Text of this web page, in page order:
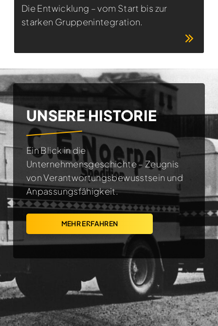
Die Entwicklung – vom Start bis zur
starken Gruppenintegration.
UNSERE HISTORIE
Ein Blick in die
Unternehmensgeschichte – Zeugnis
von Verantwortungsbewusstsein und
Anpassungsfähigkeit.
MEHR ERFAHREN